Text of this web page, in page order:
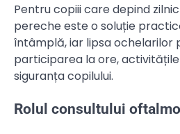
Pentru copiii care depind
pereche este o soluție
întâmplă, iar lipsa ochelarilor
participarea la ore,
siguranța copilului.
Rolul consultului